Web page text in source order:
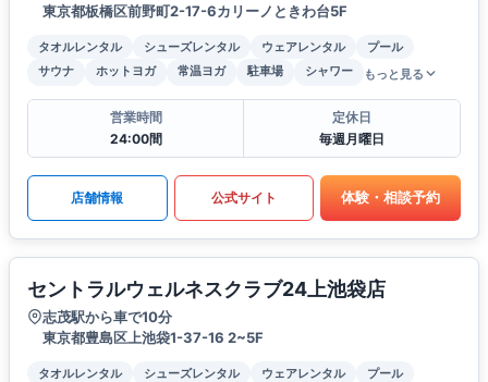
東京都板橋区前野町2-17-6カリーノときわ台5F
タオルレンタル シューズレンタル ウェアレンタル
プール
サウナ
ホットヨガ 常温ヨガ 駐車場 シャワー もっと見る
営業時間
24:00間
定休日
毎週月曜日
店舗情報 公式サイト 体験・相談予約
セントラルウェルネスクラブ24上池袋店
志茂駅から車で10分
東京都豊島区上池袋1-37-16 2~5F
タオルレンタル シューズレンタル ウェアレンタル
プール